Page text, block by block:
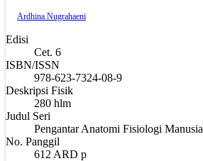
Ardhina Nugrahaeni
Edisi
Cet. 6
ISBN/ISSN
978-623-7324-08-9
Deskripsi Fisik
280 hlm
Judul Seri
Pengantar Anatomi Fisiologi Manusia
No. Panggil
612 ARD p